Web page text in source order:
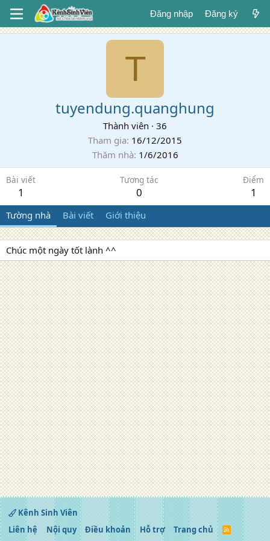
Đăng nhập Đăng ký
T
tuyendung.quanghung
Thành viên · 36
Tham gia 16/12/2015
Thăm nhà 1/6/2016
Bài viết
1
Tương tác
0
Điểm
1
Tường nhà Bài viết Giới thiệu
Chúc một ngày tốt lành ^^
Kênh Sinh Viên
Liên hệ
Nội quy Điều khoản Hỗ trợ Trang chủ
R